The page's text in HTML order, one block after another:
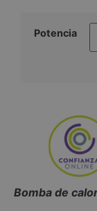
Potencia
Bomba de